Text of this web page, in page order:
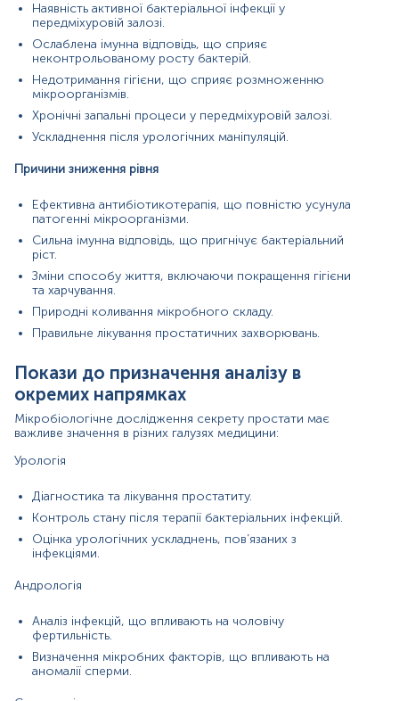
фертильність.
Визначення мікробних факторів, що впливають на
аномалії сперми.
Сексологія
Дослідження інфекційних причин сексуальної
дисфункції.
Визначення зв’язку між хронічними інфекціями та
Виявлення антибіотикостійких бактерій в
урогенітальних інфекціях
Діагностика рідкісних або умовно-патогенних
мікроорганізмів у секреті простати
На точність дослідження можуть впливати такі фактори:
Попереднє застосування антибіотиків – недавня
антибіотикотерапія може пригнічувати ріст
Якість забору зразка – забруднені або
неправильно оброблені зразки можуть призвести
до неточних результатів.
Супутні захворювання – імунні порушення чи
системні хвороби можуть впливати на мікробний
Методи лабораторного аналізу – відмінності у
можуть змінювати висновки.
Зовнішні фактори – температура, умови
зберігання та час між забором зразка і
тестуванням можуть вплинути на життєздатність
бактерій.
Матеріал
секрет простати
Одиниці вимірювання, референтні значення та діапазон
Наявність активної бактеріальної інфекції у
передміхуровій залозі.
Ослаблена імунна відповідь, що сприяє
неконтрольованому росту бактерій.
Недотримання гігієни, що сприяє розмноженню
мікроорганізмів.
Хронічні запальні процеси у передміхуровій залозі.
Ускладнення після урологічних маніпуляцій.
Причини зниження рівня
Ефективна антибіотикотерапія, що повністю усунула
патогенні мікроорганізми.
Сильна імунна відповідь, що пригнічує бактеріальний
ріст.
Зміни способу життя, включаючи покращення гігієни
та харчування.
Природні коливання мікробного складу.
Правильне лікування простатичних захворювань.
Покази до призначення аналізу в
окремих напрямках
Мікробіологічне дослідження секрету простати має
важливе значення в різних галузях медицини:
Урологія
Діагностика та лікування простатиту.
Контроль стану після терапії бактеріальних інфекцій.
Оцінка урологічних ускладнень, пов’язаних з
інфекціями.
Андрологія
Аналіз інфекцій, що впливають на чоловічу
фертильність.
Визначення мікробних факторів, що впливають на
аномалії сперми.